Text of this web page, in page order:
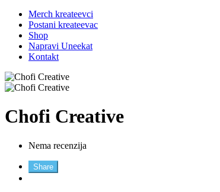
Merch kreateevci
Postani kreateevac
Shop
Napravi Uneekat
Kontakt
Chofi Creative
Nema recenzija
Share